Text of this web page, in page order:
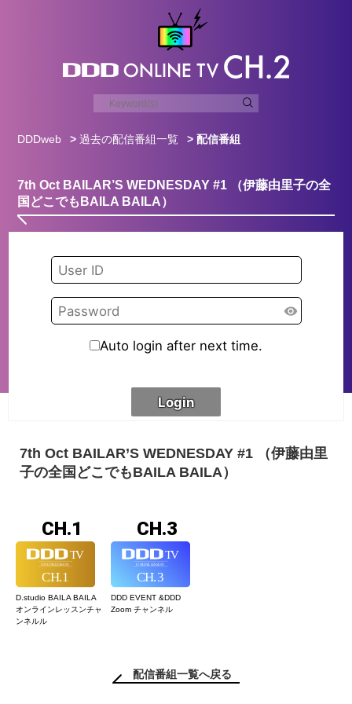
DDDweb >過去の配信番組一覧 > 配信番組
7th Oct BAILAR’S WEDNESDAY #1 （伊藤由里子の全
国どこでもBAILA BAILA）
7th Oct BAILAR’S WEDNESDAY #1 （伊藤由里
子の全国どこでもBAILA BAILA）
CH.1
D.studio BAILA BAILA
オンラインレッスンチャ
ンネルル
CH.3
DDD EVENT &DDD
Zoom チャンネル
配信番組一覧へ戻る